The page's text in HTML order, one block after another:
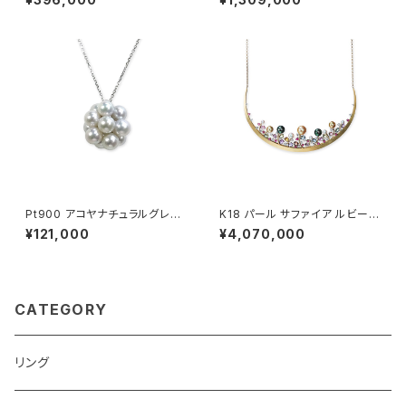
Pt900 アコヤナチュラルグレー
パール ペンダントトップ
¥121,000
K18 パール サファイア ルビー
ダイヤモンド ネックレス
¥4,070,000
CATEGORY
リング